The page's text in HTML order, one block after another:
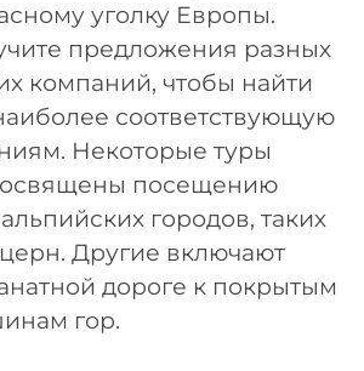
уголку Европы.
предложения разных
компаний, чтобы найти
соответствующую
Некоторые туры
посещению
городов, таких
Другие включают
дороге к покрытым
гор.